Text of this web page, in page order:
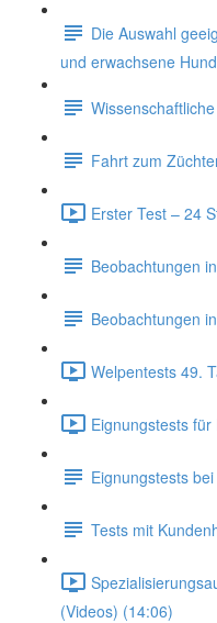
Die Auswahl
und erwachsene
Fahrt zum
Erster Test – 24
Beobachtungen
Beobachtungen
Welpentests 49.
Eignungstests
Eignungstests
Tests mit
(Videos) (14:06)